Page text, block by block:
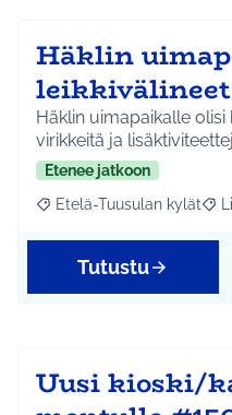
Häklin
leikkivälineet
Häklin uimapaikalle
virikkeitä ja
Etenee jatkoon
Rajaa tulokset aihepiirin
Etelä-Tuusulan kylät
Tutustu
Uusi kioski/